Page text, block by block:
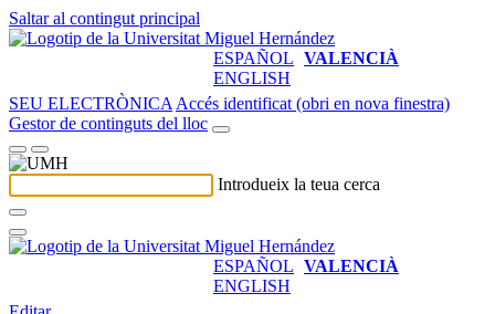
Saltar al contingut principal
ESPAÑOL VALENCIÀ
ENGLISH
SEU ELECTRÒNICA Accés identificat (obri en nova finestra)
Gestor de continguts del lloc
Introdueix la teua cerca
ESPAÑOL VALENCIÀ
ENGLISH